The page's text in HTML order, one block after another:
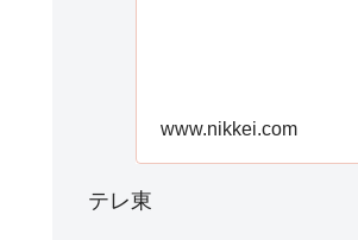
www.nikkei.com
テレ東